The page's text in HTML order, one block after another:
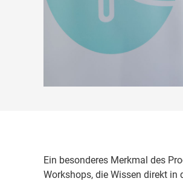
Ein besonderes Merkmal des
Workshops, die Wissen direkt in